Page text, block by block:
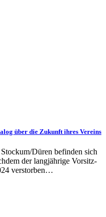
über die Zukunft ihres Vereins
Düren be­find­en sich
der lang­jährige Vor­sitz­
ver­stor­ben…